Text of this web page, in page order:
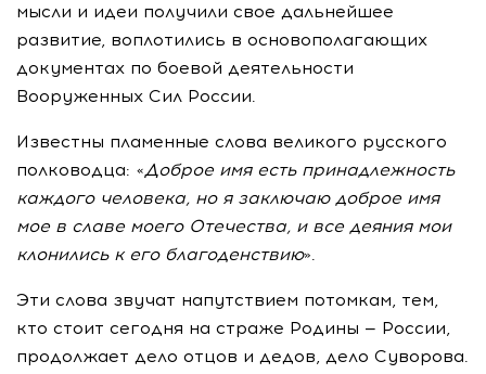
мысли и идеи получили свое дальнейшее
развитие, воплотились в основополагающих
документах по боевой деятельности
Вооруженных Сил России.
Известны пламенные слова великого русского
полководца: «Доброе имя есть принадлежность
каждого человека, но я заключаю доброе имя
мое в славе моего Отечества, и все деяния мои
клонились к его благоденствию».
Эти слова звучат напутствием потомкам, тем,
кто стоит сегодня на страже Родины — России,
продолжает дело отцов и дедов, дело Суворова.